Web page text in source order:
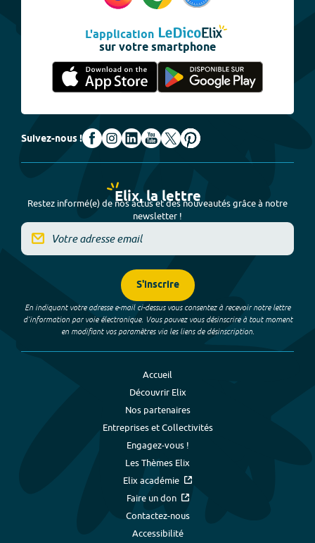
L'application
sur votre smartphone
Suivez-nous !
Elix, la lettre
Restez informé(e) de nos actus et des nouveautés grâce à notre
newsletter !
S'inscrire
En indiquant votre adresse e-mail ci-dessus vous consentez à recevoir notre lettre
d’information par voie électronique. Vous pouvez vous désinscrire à tout moment
en modifiant vos paramètres via les liens de désinscription.
Accueil
Découvrir Elix
Nos partenaires
Entreprises et Collectivités
Engagez-vous !
Les Thèmes Elix
Elix académie
Faire un don
Contactez-nous
Accessibilité